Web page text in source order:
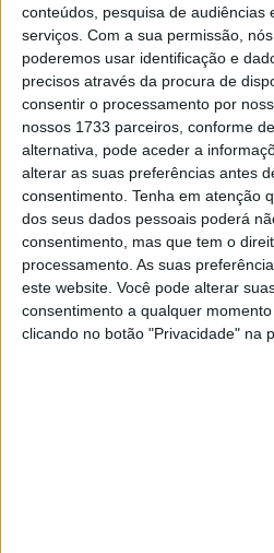
conteúdos, pesquisa de audiências
serviços. Com a sua permissão,
poderemos usar identificação e
precisos através da procura de
consentir o processamento por
nossos 1733 parceiros, conforme
alternativa, pode aceder a
alterar as suas preferências antes
consentimento. Tenha em atenção
dos seus dados pessoais poderá
consentimento, mas que tem o
processamento. As suas
este website. Você pode alterar
consentimento a qualquer
clicando no botão "Privacidade" na
em quinto lugar no
pódios, além de uma pole
“Sinto muito pela minha queda
me muito porque sabia que o
corrida e 25 pontos me
classificação, que era o meu
Infelizmente, a partida não me
esperava, e foi muito difícil
aproveitando os erros dos
muito feliz pelo Pecco, que teve
nunca desistindo e provando a